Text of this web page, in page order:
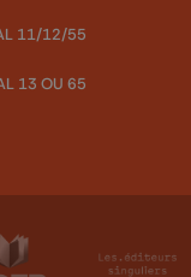
11/12/55
13 OU 65